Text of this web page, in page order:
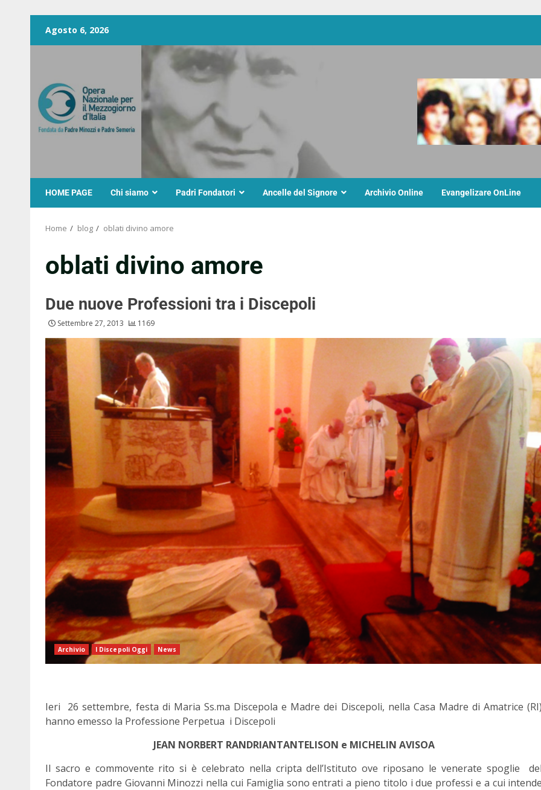
Agosto 6, 2026
HOME PAGE Chi siamo Padri Fondatori Ancelle del Signore Archivio Online Evangelizare OnLine
Home blog oblati divino amore
oblati divino amore
Due nuove Professioni tra i Discepoli
Settembre 27, 2013 1169
Archivio I Discepoli Oggi News
Ieri 26 settembre, festa di Maria Ss.ma Discepola e Madre dei Discepoli, nella Casa Madre di Amatrice (RI)
hanno emesso la Professione Perpetua i Discepoli
JEAN NORBERT RANDRIANTANTELISON e MICHELIN AVISOA
Il sacro e commovente rito si è celebrato nella cripta dell’Istituto ove riposano le venerate spoglie del
Fondatore padre Giovanni Minozzi nella cui Famiglia sono entrati a pieno titolo i due professi e a cui intende